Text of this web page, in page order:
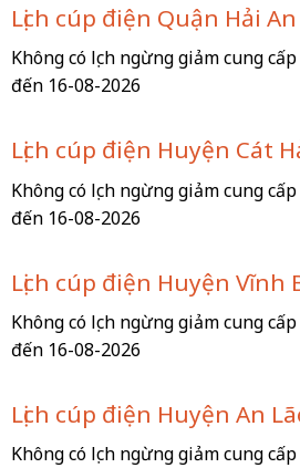
Lịch cúp điện Quận Hải
Không có lịch ngừng giảm cung
đến 16-08-2026
Lịch cúp điện Huyện Cát
Không có lịch ngừng giảm cung
đến 16-08-2026
Lịch cúp điện Huyện Vĩnh
Không có lịch ngừng giảm cung
đến 16-08-2026
Lịch cúp điện Huyện An
Không có lịch ngừng giảm cung